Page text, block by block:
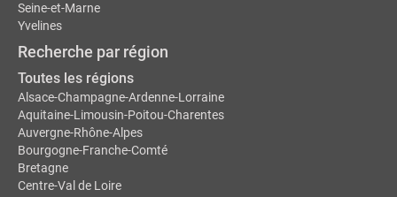
Seine-et-Marne
Yvelines
Recherche par région
Toutes les régions
Alsace-Champagne-Ardenne-Lorraine
Aquitaine-Limousin-Poitou-Charentes
Auvergne-Rhône-Alpes
Bourgogne-Franche-Comté
Bretagne
Centre-Val de Loire